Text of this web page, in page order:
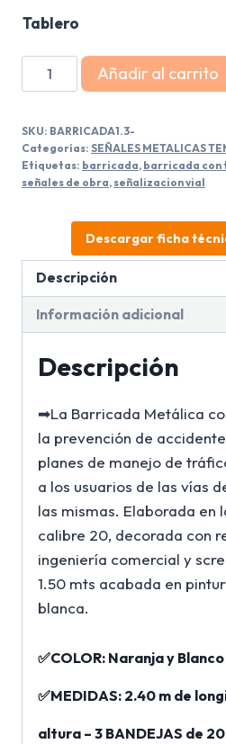
Tablero
Barricada
Tipo
Con
Tablero
Desvio
Añadir al carrito
SKU: BARRICADA1.3-
Categorías: SEÑALES METALICAS
Etiquetas: barricada, barricada con
señales de obra, señalizacion vial
Descargar ficha
Descripción
Información adicional
Descripción
➡La Barricada Metálica
la prevención de
planes de manejo de
a los usuarios de las vías
las mismas. Elaborada en
calibre 20, decorada con
ingeniería comercial y
1.50 mts acabada en
blanca.
✅COLOR: Naranja y Blanco
✅MEDIDAS: 2.40 m de
altura – 3 BANDEJAS de